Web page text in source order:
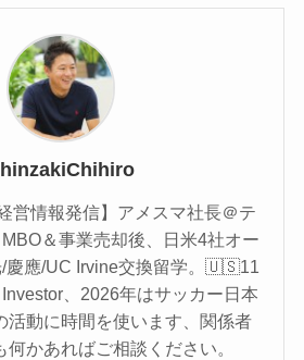
営情報発信】アメスマ社長＠テ
＆事業売却後、日米4社オー
/慶應/UC Irvine交換留学。🇺🇸11
、2026年はサッカー日本
活動に時間を使います、関係者
何かあればご相談ください。